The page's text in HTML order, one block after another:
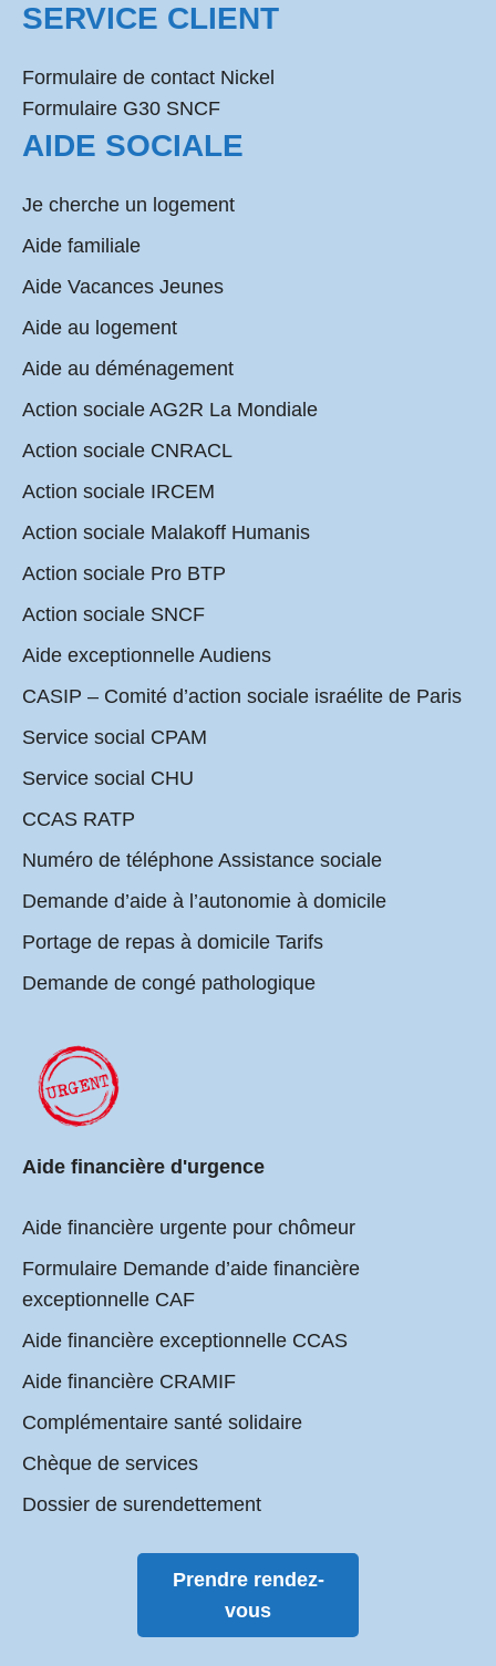
SERVICE CLIENT
Formulaire de contact Nickel
Formulaire G30 SNCF
AIDE SOCIALE
Je cherche un logement
Aide familiale
Aide Vacances Jeunes
Aide au logement
Aide au déménagement
Action sociale AG2R La Mondiale
Action sociale CNRACL
Action sociale IRCEM
Action sociale Malakoff Humanis
Action sociale Pro BTP
Action sociale SNCF
Aide exceptionnelle Audiens
CASIP – Comité d’action sociale israélite de Paris
Service social CPAM
Service social CHU
CCAS RATP
Numéro de téléphone Assistance sociale
Demande d’aide à l’autonomie à domicile
Portage de repas à domicile Tarifs
Demande de congé pathologique
Aide financière d'urgence
Aide financière urgente pour chômeur
Formulaire Demande d’aide financière
exceptionnelle CAF
Aide financière exceptionnelle CCAS
Aide financière CRAMIF
Complémentaire santé solidaire
Chèque de services
Dossier de surendettement
Prendre rendez-
vous